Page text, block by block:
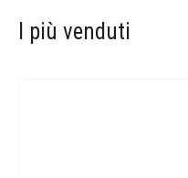
I più venduti